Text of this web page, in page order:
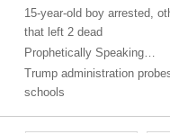
15-year-old boy arrested,
that left 2 dead
Prophetically Speaking…
Trump administration
schools